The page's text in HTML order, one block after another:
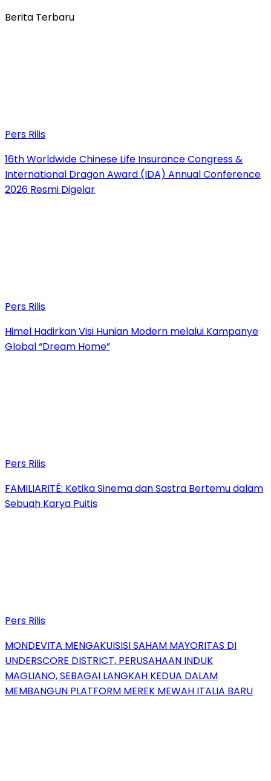
Berita Terbaru
Pers Rilis
16th Worldwide Chinese Life Insurance Congress &
International Dragon Award (IDA) Annual Conference
2026 Resmi Digelar
Pers Rilis
Himel Hadirkan Visi Hunian Modern melalui Kampanye
Global “Dream Home”
Pers Rilis
FAMILIARITÉ: Ketika Sinema dan Sastra Bertemu dalam
Sebuah Karya Puitis
Pers Rilis
MONDEVITA MENGAKUISISI SAHAM MAYORITAS DI
UNDERSCORE DISTRICT, PERUSAHAAN INDUK
MAGLIANO, SEBAGAI LANGKAH KEDUA DALAM
MEMBANGUN PLATFORM MEREK MEWAH ITALIA BARU